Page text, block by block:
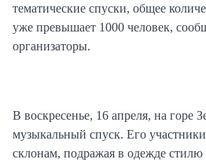
тематические спуски, общее
уже превышает 1000 человек,
организаторы.
В воскресенье, 16 апреля, на горе
музыкальный спуск. Его
склонам, подражая в одежде стилю